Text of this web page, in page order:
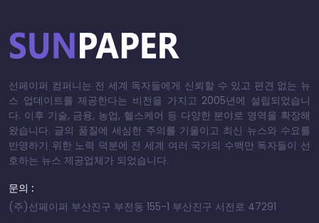
선페이퍼 컴퍼니는 전 세계 독자들에게 신뢰할 수 있고 편견 없는 뉴
스 업데이트를 제공한다는 비전을 가지고 2005년에 설립되었습니
다. 이후 기술, 금융, 농업, 헬스케어 등 다양한 분야로 영역을 확장해
왔습니다. 글의 품질에 세심한 주의를 기울이고 최신 뉴스와 수요를
반영하기 위한 노력 덕분에 전 세계 여러 국가의 수백만 독자들이 선
호하는 뉴스 제공업체가 되었습니다.
문의 :
(주)선페이퍼 부산진구 부전동 155-1 부산진구 서전로 47291